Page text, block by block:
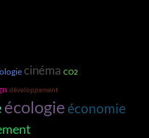
cinéma CO2
développement
écologieéconomie